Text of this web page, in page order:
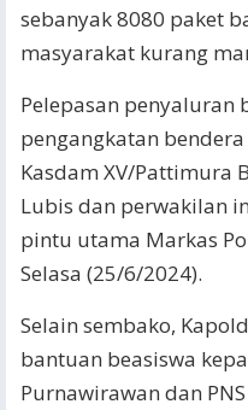
sebanyak 8080 paket
masyarakat kurang
Pelepasan
pengangkatan
Kasdam XV/Pattimura
Lubis dan perwakilan
pintu utama Markas
Selasa (25/6/2024).
Selain sembako,
bantuan beasiswa
Purnawirawan dan